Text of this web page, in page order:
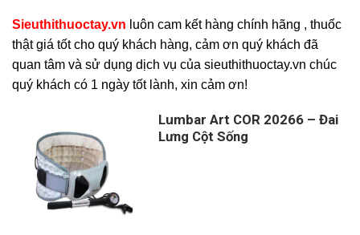
Sieuthithuoctay.vn luôn cam kết hàng chính hãng , thuốc
thật giá tốt cho quý khách hàng, cảm ơn quý khách đã
quan tâm và sử dụng dịch vụ của sieuthithuoctay.vn chúc
quý khách có 1 ngày tốt lành, xin cảm ơn!
Lumbar Art COR 20266 – Đai
Lưng Cột Sống